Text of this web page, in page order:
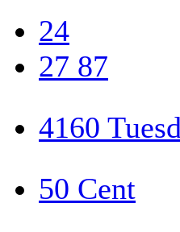
24
27 87
4160
50 Cent